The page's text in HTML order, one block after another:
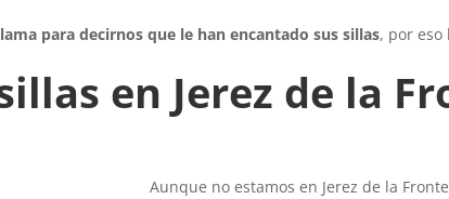
para decirnos que le han encantado sus sillas, por eso
en Jerez de la
Aunque no estamos en Jerez de la